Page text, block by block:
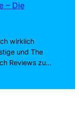
– Die
wirklich
und The
Reviews zu…